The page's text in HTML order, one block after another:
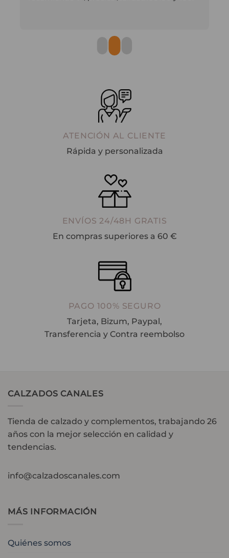
ATENCIÓN AL CLIENTE
Rápida y personalizada
ENVÍOS 24/48H GRATIS
En compras superiores a 60 €
PAGO 100% SEGURO
Tarjeta, Bizum, Paypal,
Transferencia y Contra reembolso
CALZADOS CANALES
Tienda de calzado y complementos, trabajando 26
años con la mejor selección en calidad y
tendencias.
info@calzadoscanales.com
MÁS INFORMACIÓN
Quiénes somos